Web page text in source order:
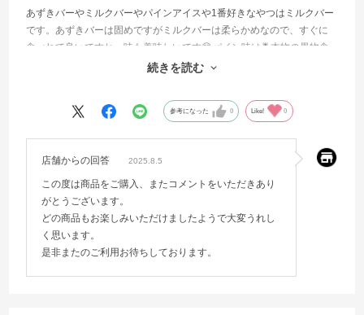
あずきバーやミルクバーやパインアイスや1番好きなやつはミルクバー
です。あずきバーは固めですがミルクバーは柔らかめなので、すぐに
食べれて良いですね。味も美味しいです😄パイン味は🍍本物の果物食
べているようでこれも美味しいです。
続きを読む
参考になった 0 Like! 0
店舗からの回答 2025.8.5
この度は商品をご購入、またコメントをいただきあり
がとうございます。
どの商品もお楽しみいただけましたようで大変うれし
く思います。
是非またのご利用お待ちしております。